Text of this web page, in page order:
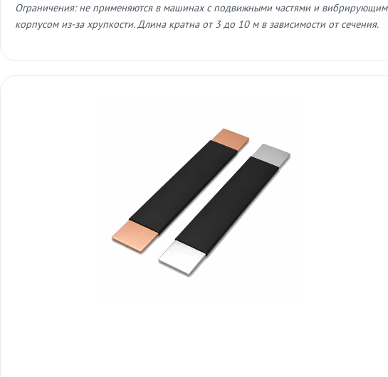
Ограничения: не применяются в машинах с подвижными частями и вибрирующим
корпусом из-за хрупкости. Длина кратна от 3 до 10 м в зависимости от сечения.